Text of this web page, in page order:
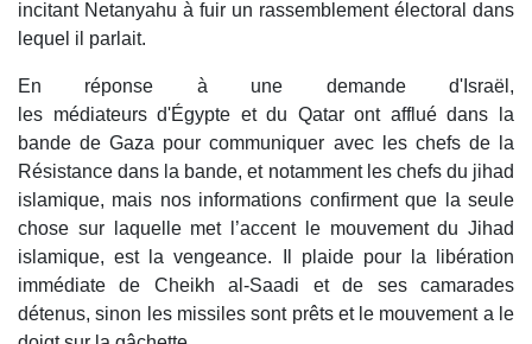
incitant Netanyahu à fuir un rassemblement électoral dans
lequel il parlait.
En réponse à une demande d'Israël,
les médiateurs d'Égypte et du Qatar ont afflué dans la
bande de Gaza pour communiquer avec les chefs de la
Résistance dans la bande, et notamment les chefs du jihad
islamique, mais nos informations confirment que la seule
chose sur laquelle met l’accent le mouvement du Jihad
islamique, est la vengeance. Il plaide pour la libération
immédiate de Cheikh al-Saadi et de ses camarades
détenus, sinon les missiles sont prêts et le mouvement a le